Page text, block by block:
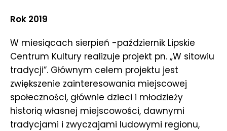
Rok 2019
W miesiącach sierpień -październik Lipskie
Centrum Kultury realizuje projekt pn. „W sitowiu
tradycji”. Głównym celem projektu jest
zwiększenie zainteresowania miejscowej
społeczności, głównie dzieci i młodzieży
historią własnej miejscowości, dawnymi
tradycjami i zwyczajami ludowymi regionu,